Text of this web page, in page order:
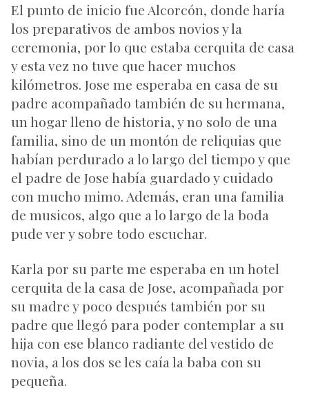
El punto de inicio fue Alcorcón, donde haría
los preparativos de ambos novios y la
ceremonia, por lo que estaba cerquita de casa
y esta vez no tuve que hacer muchos
kilómetros. Jose me esperaba en casa de su
padre acompañado también de su hermana,
un hogar lleno de historia, y no solo de una
familia, sino de un montón de reliquias que
habían perdurado a lo largo del tiempo y que
el padre de Jose había guardado y cuidado
con mucho mimo. Además, eran una familia
de musicos, algo que a lo largo de la boda
pude ver y sobre todo escuchar.
Karla por su parte me esperaba en un hotel
cerquita de la casa de Jose, acompañada por
su madre y poco después también por su
padre que llegó para poder contemplar a su
hija con ese blanco radiante del vestido de
novia, a los dos se les caía la baba con su
pequeña.